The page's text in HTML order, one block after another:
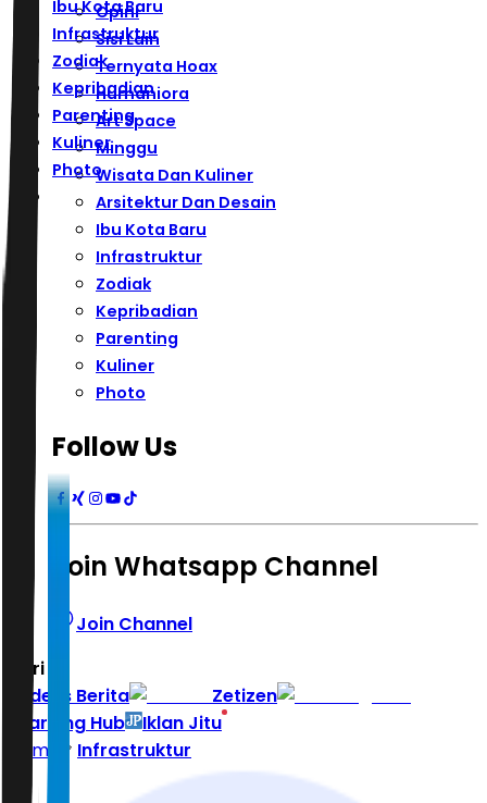
Ibu Kota Baru
Infrastruktur
Zodiak
Kepribadian
Parenting
Kuliner
Photo
Opini
Sisi Lain
Ternyata Hoax
Humaniora
Art Space
Minggu
Wisata Dan Kuliner
Arsitektur Dan Desain
Ibu Kota Baru
Infrastruktur
Zodiak
Kepribadian
Parenting
Kuliner
Photo
Follow Us
Join Whatsapp Channel
Join Channel
Hari ini
Indeks Berita
Zetizen
Learning Hub
Iklan Jitu
Home
Infrastruktur